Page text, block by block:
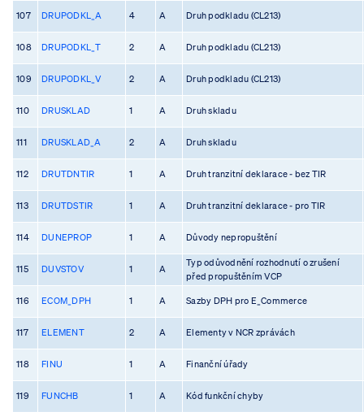
107 DRUPODKL_A 4 A Druh podkladu (CL213)
108 DRUPODKL_T 2 A Druh podkladu (CL213)
109 DRUPODKL_V 2 A Druh podkladu (CL213)
110 DRUSKLAD 1 A Druh skladu
111 DRUSKLAD_A 2 A Druh skladu
112 DRUTDNTIR 1 A Druh tranzitní deklarace - bez TIR
113 DRUTDSTIR 1 A Druh tranzitní deklarace - pro TIR
114 DUNEPROP 1 A Důvody nepropuštění
115 DUVSTOV 1 A
Typ odůvodnění rozhodnutí o zrušení
před propuštěním VCP
116 ECOM_DPH 1 A Sazby DPH pro E_Commerce
117 ELEMENT 2 A Elementy v NCR zprávách
118 FINU 1 A Finanční úřady
119 FUNCHB 1 A Kód funkční chyby